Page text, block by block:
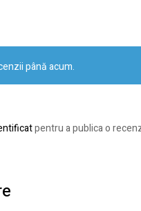
până acum.
pentru a publica o